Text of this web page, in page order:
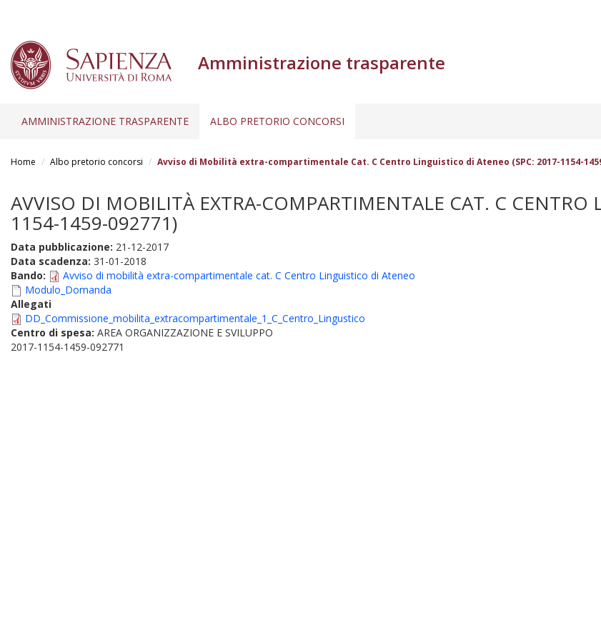
Amministrazione trasparente
AMMINISTRAZIONE TRASPARENTE ALBO PRETORIO CONCORSI
Home Albo pretorio concorsi Avviso di Mobilità extra-compartimentale Cat. C Centro Linguistico di Ateneo (SPC: 2017-1154-
AVVISO DI MOBILITÀ EXTRA-COMPARTIMENTALE CAT. C
1154-1459-092771)
Data pubblicazione: 21-12-2017
Data scadenza: 31-01-2018
Bando:
Avviso di mobilità extra-compartimentale cat. C Centro Linguistico di Ateneo
Modulo_Domanda
Allegati
DD_Commissione_mobilita_extracompartimentale_1_C_Centro_Lingustico
Centro di spesa: AREA ORGANIZZAZIONE E SVILUPPO
2017-1154-1459-092771